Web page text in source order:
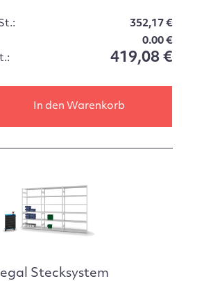
352,17 €
0.00 €
419,08 €
In den Warenkorb
Stecksystem